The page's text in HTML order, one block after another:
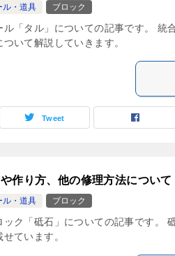
ル・道具 ブロック
「タル」についての記事です。 統
いて解説していきます。
Tweet
作り方、他の修理方法について
ル・道具 ブロック
ク「砥石」についての記事です。
ています。